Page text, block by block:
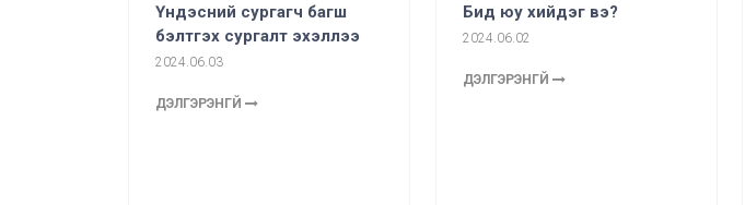
Үндэсний сургагч багш
бэлтгэх сургалт эхэллээ
2024.06.03
ДЭЛГЭРЭНГҮЙ
Бид юу хийдэг вэ?
2024.06.02
ДЭЛГЭРЭНГҮЙ